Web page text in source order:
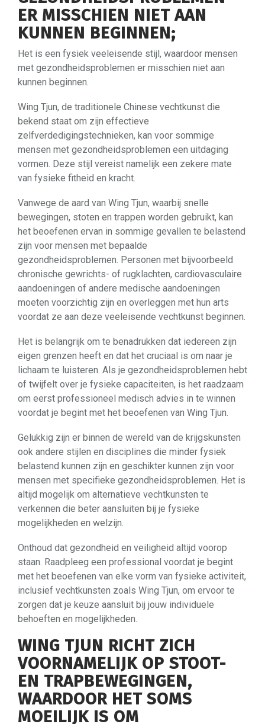
ER MISSCHIEN NIET AAN
KUNNEN BEGINNEN;
Het is een fysiek veeleisende stijl, waardoor mensen
met gezondheidsproblemen er misschien niet aan
kunnen beginnen.
Wing Tjun, de traditionele Chinese vechtkunst die
bekend staat om zijn effectieve
zelfverdedigingstechnieken, kan voor sommige
mensen met gezondheidsproblemen een uitdaging
vormen. Deze stijl vereist namelijk een zekere mate
van fysieke fitheid en kracht.
Vanwege de aard van Wing Tjun, waarbij snelle
bewegingen, stoten en trappen worden gebruikt, kan
het beoefenen ervan in sommige gevallen te belastend
zijn voor mensen met bepaalde
gezondheidsproblemen. Personen met bijvoorbeeld
chronische gewrichts- of rugklachten, cardiovasculaire
aandoeningen of andere medische aandoeningen
moeten voorzichtig zijn en overleggen met hun arts
voordat ze aan deze veeleisende vechtkunst beginnen.
Het is belangrijk om te benadrukken dat iedereen zijn
eigen grenzen heeft en dat het cruciaal is om naar je
lichaam te luisteren. Als je gezondheidsproblemen hebt
of twijfelt over je fysieke capaciteiten, is het raadzaam
om eerst professioneel medisch advies in te winnen
voordat je begint met het beoefenen van Wing Tjun.
Gelukkig zijn er binnen de wereld van de krijgskunsten
ook andere stijlen en disciplines die minder fysiek
belastend kunnen zijn en geschikter kunnen zijn voor
mensen met specifieke gezondheidsproblemen. Het is
altijd mogelijk om alternatieve vechtkunsten te
verkennen die beter aansluiten bij je fysieke
mogelijkheden en welzijn.
Onthoud dat gezondheid en veiligheid altijd voorop
staan. Raadpleeg een professional voordat je begint
met het beoefenen van elke vorm van fysieke activiteit,
inclusief vechtkunsten zoals Wing Tjun, om ervoor te
zorgen dat je keuze aansluit bij jouw individuele
behoeften en mogelijkheden.
WING TJUN RICHT ZICH
VOORNAMELIJK OP STOOT-
EN TRAPBEWEGINGEN,
WAARDOOR HET SOMS
MOEILIJK IS OM